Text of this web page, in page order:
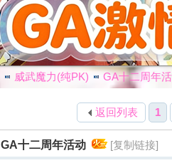
威武魔力(纯PK) GA十二周年
1
返回列表
GA十二周年活动 [复制链接]